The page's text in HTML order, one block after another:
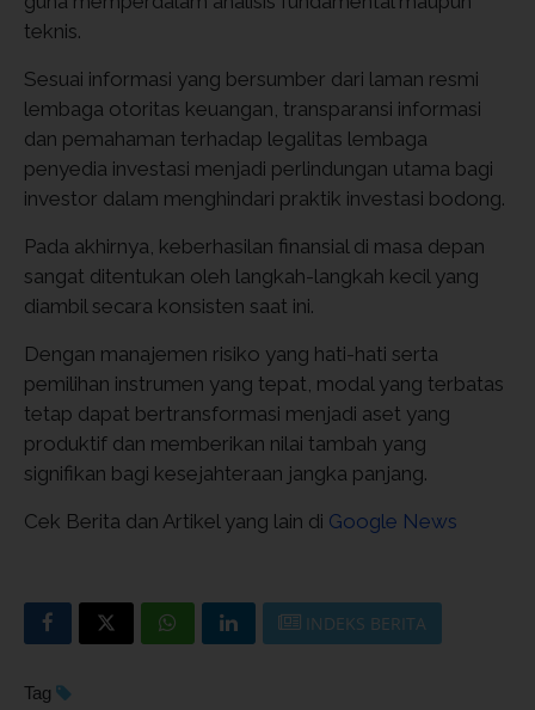
teknis.
Sesuai informasi yang bersumber dari laman resmi
lembaga otoritas keuangan, transparansi informasi
dan pemahaman terhadap legalitas lembaga
penyedia investasi menjadi perlindungan utama bagi
investor dalam menghindari praktik investasi bodong.
Pada akhirnya, keberhasilan finansial di masa depan
sangat ditentukan oleh langkah-langkah kecil yang
diambil secara konsisten saat ini.
Dengan manajemen risiko yang hati-hati serta
pemilihan instrumen yang tepat, modal yang terbatas
tetap dapat bertransformasi menjadi aset yang
produktif dan memberikan nilai tambah yang
signifikan bagi kesejahteraan jangka panjang.
Cek Berita dan Artikel yang lain di Google News
INDEKS BERITA
Tag